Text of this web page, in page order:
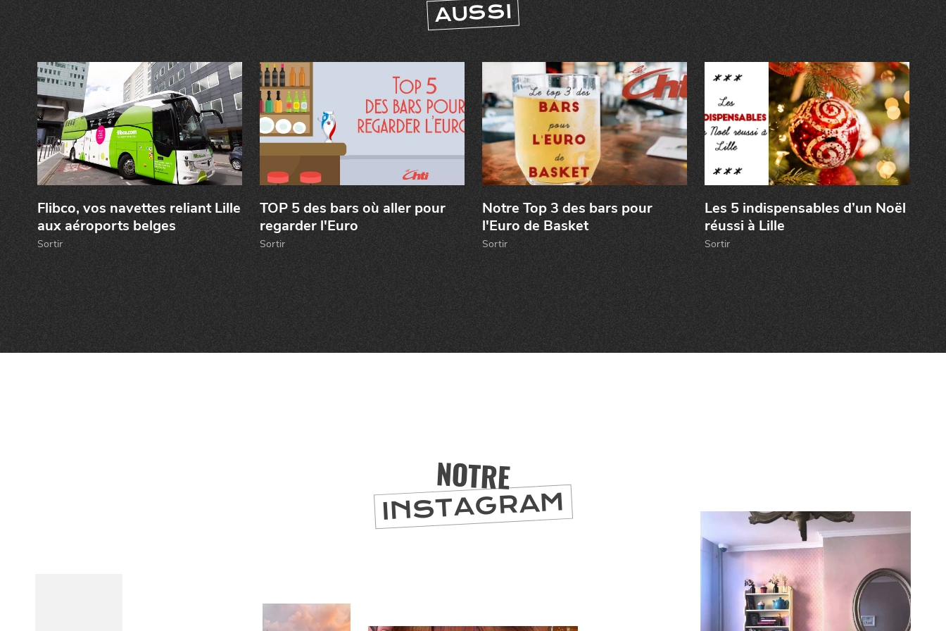
AUSSI
Flibco, vos navettes reliant Lille
aux aéroports belges
Sortir
TOP 5 des bars où aller pour
regarder l'Euro
Sortir
Notre Top 3 des bars pour
l'Euro de Basket
Sortir
Les 5 indispensables d’un Noël
réussi à Lille
Sortir
NOTRE
INSTAGRAM
DIVERTIR
BONS PLANS ET ADRESSES À
ET SA RÉGION DEPUIS
J'accepte Je refuse